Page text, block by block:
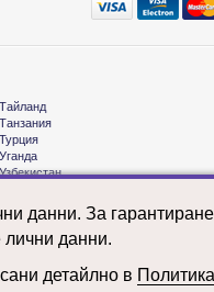
република
Шри Ланка
данни. За
данни.
детайлно в